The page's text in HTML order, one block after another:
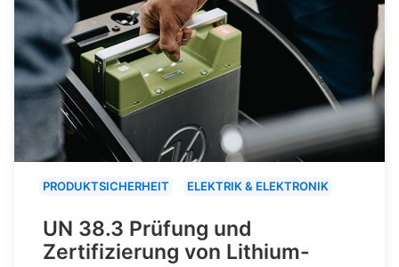
PRODUKTSICHERHEIT ELEKTRIK & ELEKTRONIK
UN 38.3 Prüfung und
Zertifizierung von Lithium-